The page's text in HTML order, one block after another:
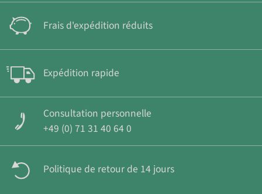
Frais d'expédition réduits
Expédition rapide
Consultation personnelle
+49 (0) 71 31 40 64 0
Politique de retour de 14 jours